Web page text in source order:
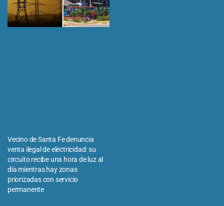
Vecino de Santa Fe denuncia
venta ilegal de electricidad: su
circuito recibe una hora de luz al
día mientras hay zonas
priorizadas con servicio
permanente